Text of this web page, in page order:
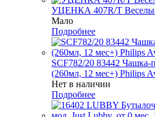
УЦЕНКА 407R/Т
Мало
Подробнее
SCF782/20 83442 Чашка-
(260мл, 12 мес+) Philips
Нет в наличии
Подробнее